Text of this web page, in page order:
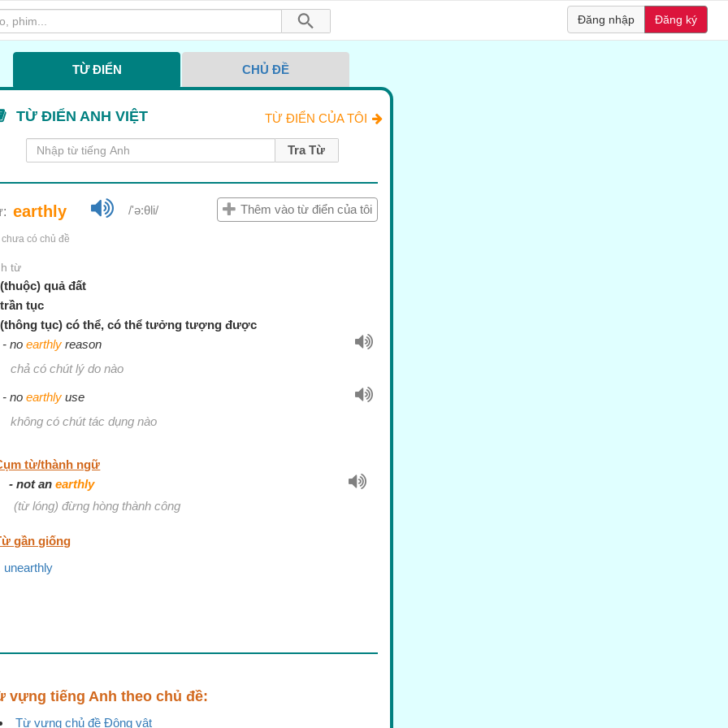
Đăng nhập Đăng ký
TỪ ĐIỂN CHỦ ĐỀ
TỪ ĐIỂN CỦA TÔI
Tra Từ
earthly /'ə:θli/ Thêm vào từ điển của tôi
chưa có chủ đề
từ
(thuộc) quả đất
trần tục
(thông tục) có thể, có thể tưởng tượng được
noearthly reason
chả có chút lý do nào
noearthly use
không có chút tác dụng nào
từ/thành ngữ
not anearthly
(từ lóng) đừng hòng thành công
gần giống
unearthly
vựng tiếng Anh theo chủ đề:
Từ vựng chủ đề Động vật